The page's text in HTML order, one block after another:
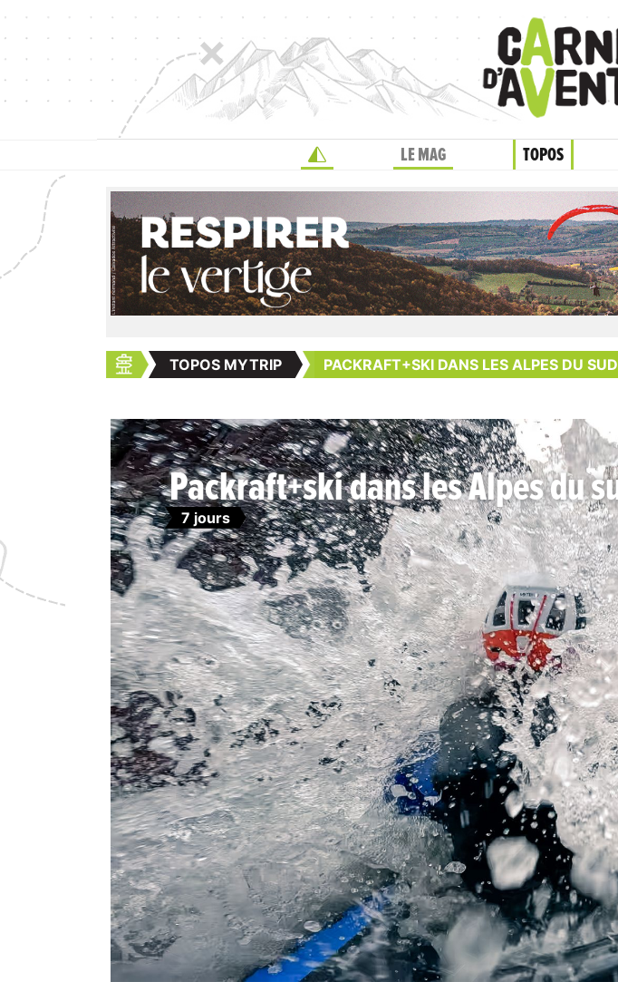
LE MAG TOPOS
TOPOS MYTRIP PACKRAFT+SKI DANS LES ALPES DU SUD
Packraft+ski dans les Alpes du
7 jours